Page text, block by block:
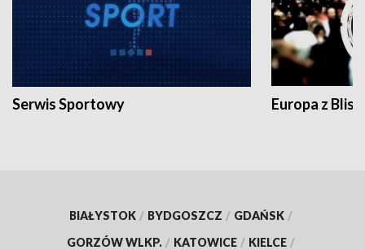
Serwis Sportowy Europa z
BIAŁYSTOK / BYDGOSZCZ / GDAŃSK /
GORZÓW WLKP. / KATOWICE / KIELCE /